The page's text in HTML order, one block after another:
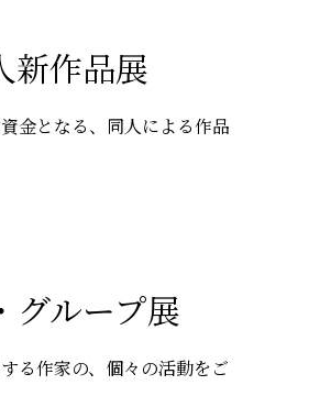
新作品展
金となる、同人による作品
グループ展
る作家の、個々の活動をご